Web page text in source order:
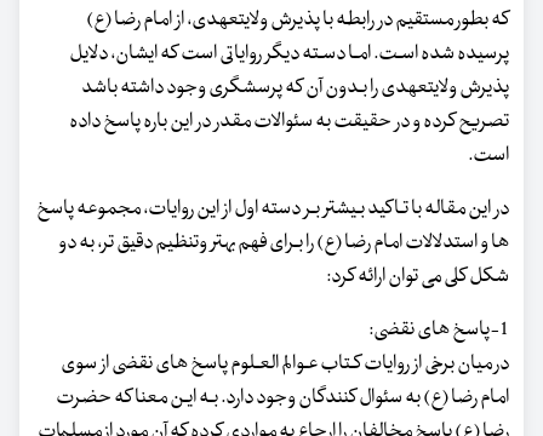
که بطور مستقیم در رابطه با پذیرش ولایت‏عهدی، از امام رضا (ع)
پرسیده شده اسـت. امـا دسـته دیگر روایاتی است که ایشان، دلایل
پذیرش ولایت‏عهدی را بـدون آن که پرسشگری وجود داشته باشد
تصریح کرده و در حقیقت به سئوالات مقدر در این باره پاسخ داده
است.
در این مقاله با تـاکید بـیشتر بـر دسته اول از این روایات، مجموعه پاسخ
ها و استدلالات امام رضا (ع) را بـرای فهم بهتر وتنظیم دقیق تر، به دو
شکل کلی می توان ارائه کرد:
1-پاسخ های نقضی:
در میان برخی از روایات کـتاب عـوالم العـلوم پاسخ های نقضی از سوی
امام رضا (ع) به سئوال کنندگان وجود دارد. بـه ایـن معنا که حضرت